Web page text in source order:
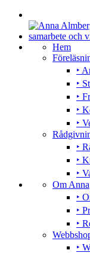
Hem
‣
‣
‣
‣
‣
‣
‣
‣
Om Anna
‣
‣
‣
‣